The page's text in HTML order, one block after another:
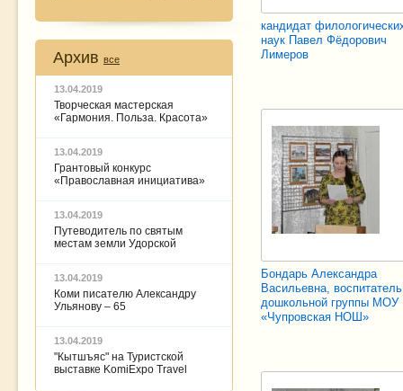
Архив все
13.04.2019
Творческая мастерская
«Гармония. Польза. Красота»
13.04.2019
Грантовый конкурс
«Православная инициатива»
13.04.2019
Путеводитель по святым
местам земли Удорской
13.04.2019
Коми писателю Александру
Ульянову – 65
13.04.2019
"Кытшъяс" на Туристской
выставке KomiExpo Travel
кандидат
наук Павел Фёдорович
Лимеров
Бондарь Александра
Васильевна, воспитатель
дошкольной группы МОУ
«Чупровская НОШ»